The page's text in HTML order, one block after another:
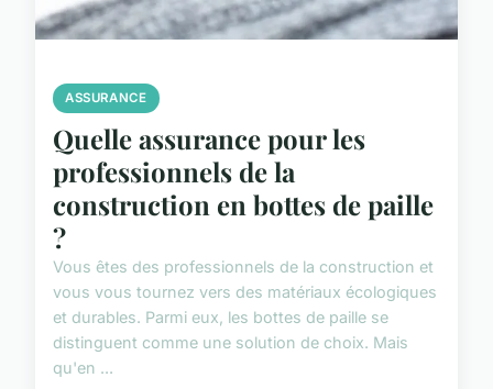
ASSURANCE
Quelle assurance pour les
professionnels de la
construction en bottes de paille
?
Vous êtes des professionnels de la construction et
vous vous tournez vers des matériaux écologiques
et durables. Parmi eux, les bottes de paille se
distinguent comme une solution de choix. Mais
qu'en ...